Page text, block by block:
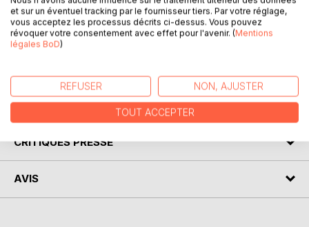
Shtandart est aujourd'hui un navire-école, avec à son bord
des jeunes originaires de Russie, d'Ukraine, de Moldavie
ou de République Tchèque. Ce grand voilier était amarré
dans le port de Granville en août 2023, dans le cadre du
AUTEUR(S)
CRITIQUES PRESSE
AVIS
et sur un éventuel tracking par le fournisseur tiers. Par votre réglage,
vous acceptez les processus décrits ci-dessus. Vous pouvez
révoquer votre consentement avec effet pour l'avenir. (Mentions
légales BoD)
REFUSER NON, AJUSTER
TOUT ACCEPTER